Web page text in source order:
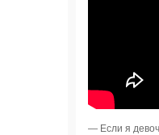
— Если я